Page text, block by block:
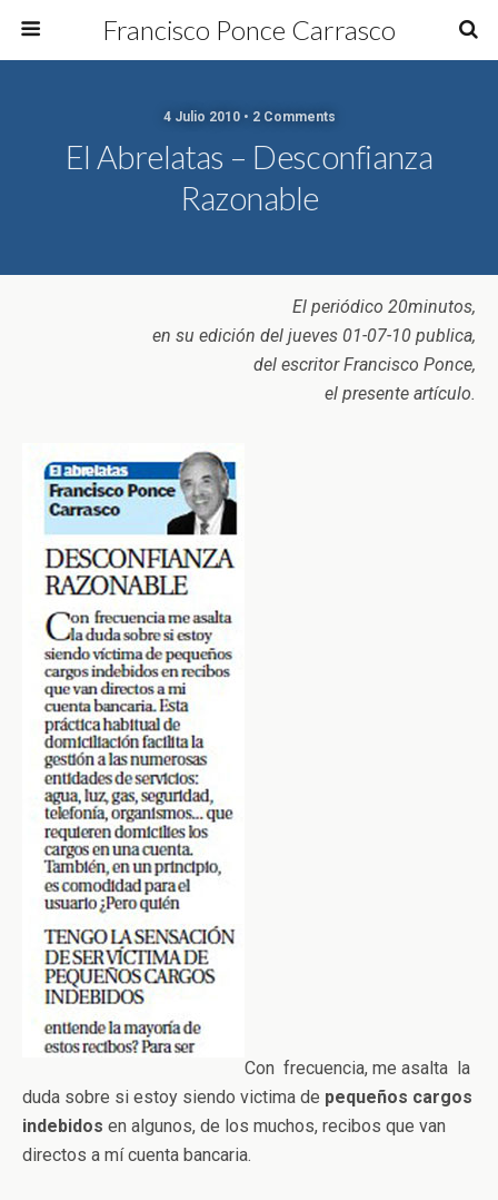
Francisco Ponce Carrasco
4 Julio 2010 • 2 Comments
El Abrelatas – Desconfianza
Razonable
El periódico 20minutos,
en su edición del jueves 01-07-10 publica,
del escritor Francisco Ponce,
el presente artículo.
Con frecuencia, me asalta la
duda sobre si estoy siendo victima de pequeños cargos
indebidos en algunos, de los muchos, recibos que van
directos a mí cuenta bancaria.